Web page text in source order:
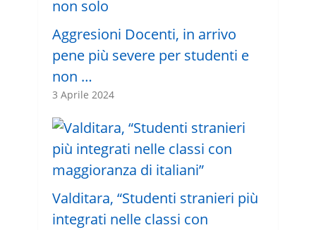
Aggresioni Docenti, in arrivo
pene più severe per studenti e
non …
3 Aprile 2024
Valditara, “Studenti stranieri più
integrati nelle classi con